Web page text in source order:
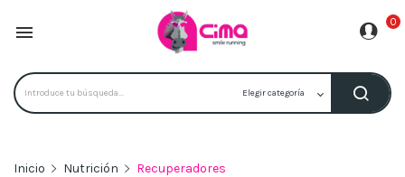
 0
Inicio Nutrición Recuperadores